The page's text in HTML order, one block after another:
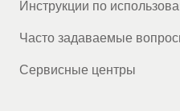
Инструкции по
Часто задаваемые
Сервисные центры